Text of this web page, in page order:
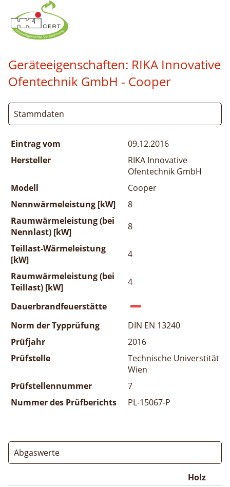
Geräteeigenschaften: RIKA Innovative
Ofentechnik GmbH - Cooper
Stammdaten
Eintrag vom
09.12.2016
Hersteller
RIKA Innovative
Ofentechnik GmbH
Modell
Cooper
Nennwärmeleistung [kW]
8
Raumwärmeleistung (bei
Nennlast) [kW]
8
Teillast-Wärmeleistung
[kW]
4
Raumwärmeleistung (bei
Teillast) [kW]
4
Dauerbrandfeuerstätte
Norm der Typprüfung
DIN EN 13240
Prüfjahr
2016
Prüfstelle
Technische Universtität
Wien
Prüfstellennummer
7
Nummer des Prüfberichts
PL-15067-P
Abgaswerte
Holz